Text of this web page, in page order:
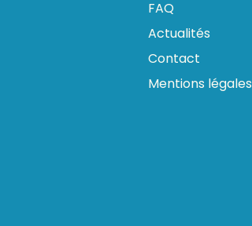
FAQ
Actualités
Contact
Mentions légales